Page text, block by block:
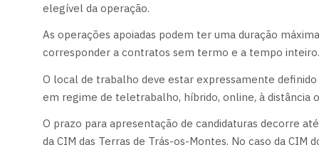
elegível da operação.
As operações apoiadas podem ter uma duração
corresponder a contratos sem termo e a tempo inteiro.
O local de trabalho deve estar expressamente
em regime de teletrabalho, híbrido, online, à distância
O prazo para apresentação de candidaturas decorre
da CIM das Terras de Trás-os-Montes. No caso da CIM